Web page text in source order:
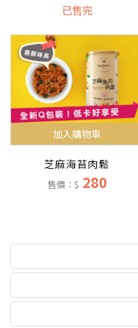
已售完
加入購物車
芝麻海苔肉鬆
售價：$ 280